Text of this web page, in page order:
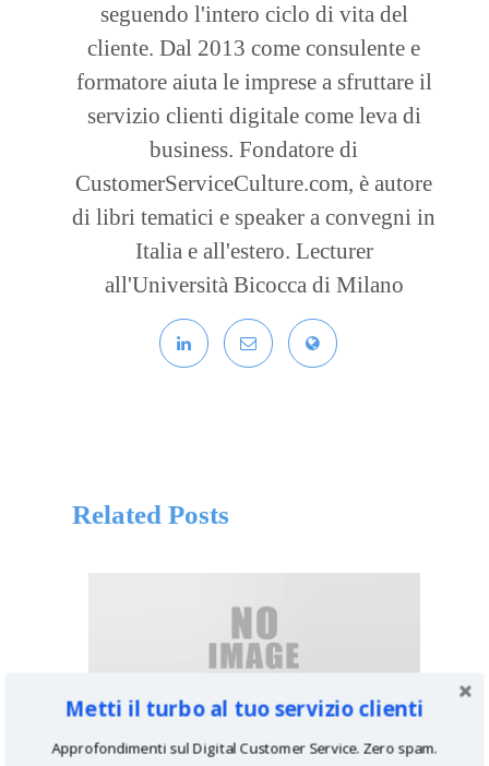
seguendo l'intero ciclo di vita del
cliente. Dal 2013 come consulente e
formatore aiuta le imprese a sfruttare il
servizio clienti digitale come leva di
business. Fondatore di
CustomerServiceCulture.com, è autore
di libri tematici e speaker a convegni in
Italia e all'estero. Lecturer
all'Università Bicocca di Milano
Related Posts
I dati AudiWeb 2013: #LinkedIn supera i
Metti il turbo al tuo servizio clienti
Approfondimenti sul Digital Customer Service. Zero spam.